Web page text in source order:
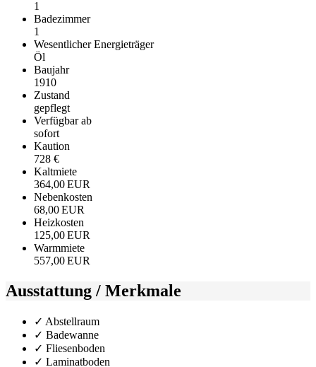
1
Badezimmer
1
Wesentlicher Energieträger
Öl
Baujahr
1910
Zustand
gepflegt
Verfügbar ab
sofort
Kaution
728 €
Kaltmiete
364,00 EUR
Nebenkosten
68,00 EUR
Heizkosten
125,00 EUR
Warmmiete
557,00 EUR
Ausstattung / Merkmale
✓ Abstellraum
✓ Badewanne
✓ Fliesenboden
✓ Laminatboden